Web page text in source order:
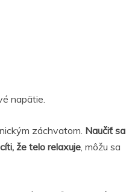
napätie.
záchvatom. Naučiť sa
že telo relaxuje, môžu sa